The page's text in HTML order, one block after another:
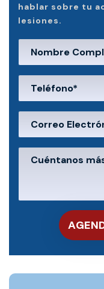
hablar sobre tu
lesiones.